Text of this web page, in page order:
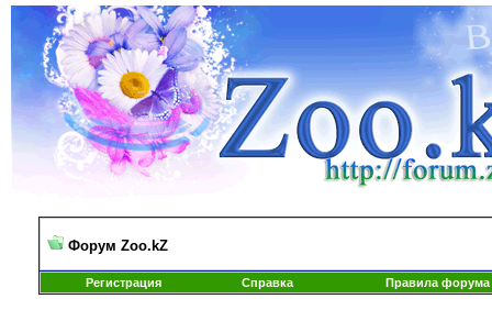
Форум Zoo.kZ
Регистрация Справка Правила форума